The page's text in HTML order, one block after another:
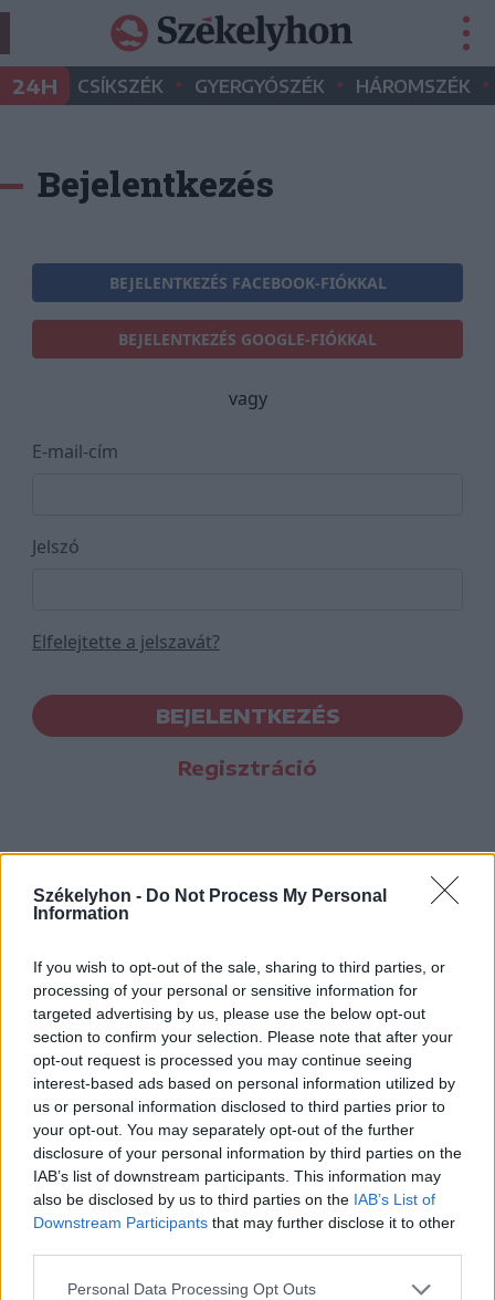
Székelyhon - Do Not Process My Personal
Information
If you wish to opt-out of the sale, sharing to third parties, or
processing of your personal or sensitive information for
targeted advertising by us, please use the below opt-out
section to confirm your selection. Please note that after your
opt-out request is processed you may continue seeing
interest-based ads based on personal information utilized by
us or personal information disclosed to third parties prior to
your opt-out. You may separately opt-out of the further
disclosure of your personal information by third parties on the
IAB’s list of downstream participants. This information may
also be disclosed by us to third parties on the IAB’s List of
Downstream Participants that may further disclose it to other
Personal Data Processing Opt Outs
24H CSÍKSZÉK • GYERGYÓSZÉK • HÁROMSZÉK •
Bejelentkezés
BEJELENTKEZÉS FACEBOOK-FIÓKKAL
BEJELENTKEZÉS GOOGLE-FIÓKKAL
vagy
E-mail-cím
Jelszó
Elfelejtette a jelszavát?
BEJELENTKEZÉS
Regisztráció
Hasznos
Impresszum
Szerzői jogok
Adatvédelmi tájékoztató
Cookie-kezelési tájékoztató
Hozzászólási szabályzat
Nyomtatott lapjaink archívuma
Székely Hírmondó archívuma